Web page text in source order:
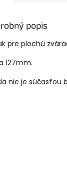
popis
pre plochú
127mm.
nie je súčasťou